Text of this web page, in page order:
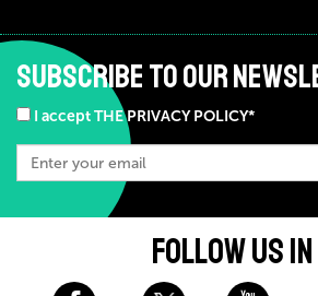
SUBSCRIBE TO OUR
I accept THE PRIVACY POLICY*
FOLLOW US